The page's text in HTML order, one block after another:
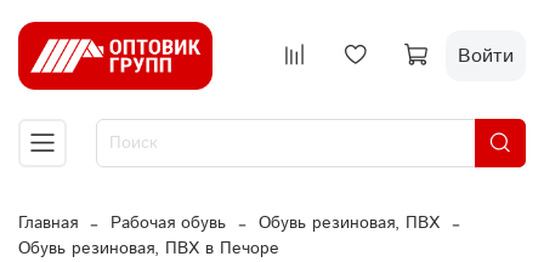
Войти
Главная Рабочая обувь
Обувь резиновая, ПВХ
Обувь резиновая, ПВХ в Печоре